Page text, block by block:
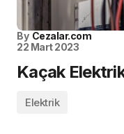
By Cezalar.com
22 Mart 2023
Kaçak
Elektrik